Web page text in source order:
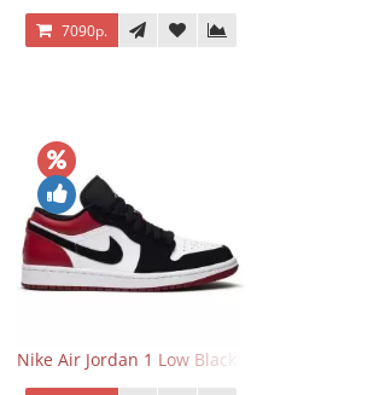
7090р.
Low OG SP Olive
Nike Air Jordan 1 Low Black Toe